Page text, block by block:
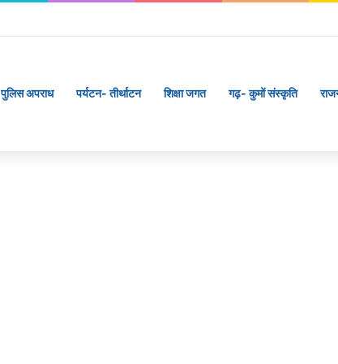
पुलिस अपराध पर्यटन- तीर्थाटन शिक्षा जगत गढ़- कुमों संस्कृति